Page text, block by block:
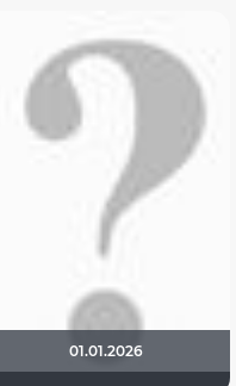
01.01.2026